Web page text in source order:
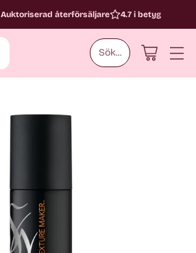
Sök...
Auktoriserad återförsäljare 4.7 i betyg